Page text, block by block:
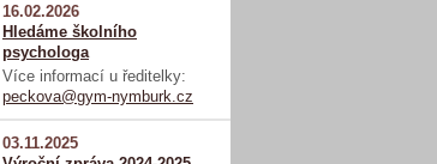
16.02.2026
Hledáme školního
psychologa
Více informací u ředitelky:
peckova@gym-nymburk.cz
03.11.2025